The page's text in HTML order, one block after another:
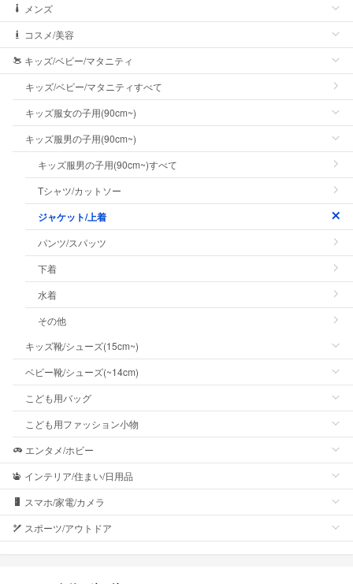
メンズ
コスメ/美容
キッズ/ベビー/マタニティ
キッズ/ベビー/マタニティすべて
キッズ服女の子用(90cm~)
キッズ服男の子用(90cm~)
キッズ服男の子用(90cm~)すべて
Tシャツ/カットソー
ジャケット/上着
パンツ/スパッツ
下着
水着
その他
キッズ靴/シューズ(15cm~)
ベビー靴/シューズ(~14cm)
こども用バッグ
こども用ファッション小物
エンタメ/ホビー
インテリア/住まい/日用品
スマホ/家電/カメラ
スポーツ/アウトドア